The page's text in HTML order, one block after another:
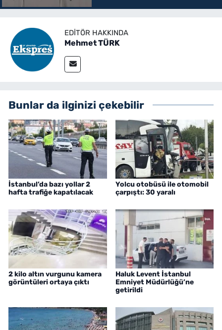
EDITÖR HAKKINDA
Mehmet TÜRK
Bunlar da ilginizi çekebilir
İstanbul’da bazı yollar 2
hafta trafiğe kapatılacak
Yolcu otobüsü ile otomobil
çarpıştı: 30 yaralı
2 kilo altın vurgunu kamera
görüntüleri ortaya çıktı
Haluk Levent İstanbul
Emniyet Müdürlüğü’ne
getirildi